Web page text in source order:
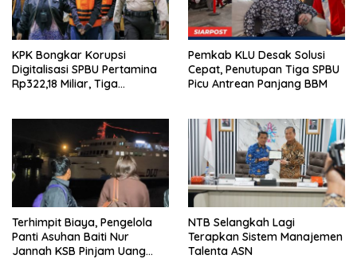
KPK Bongkar Korupsi
Digitalisasi SPBU Pertamina
Rp322,18 Miliar, Tiga
Pemkab KLU Desak Solusi
Cepat, Penutupan Tiga SPBU
Picu Antrean Panjang BBM
Terhimpit Biaya, Pengelola
Panti Asuhan Baiti Nur
Jannah KSB Pinjam Uang
NTB Selangkah Lagi
Terapkan Sistem Manajemen
Talenta ASN